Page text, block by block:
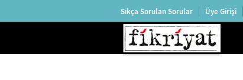
Sıkça Sorulan Sorular Üye Girişi